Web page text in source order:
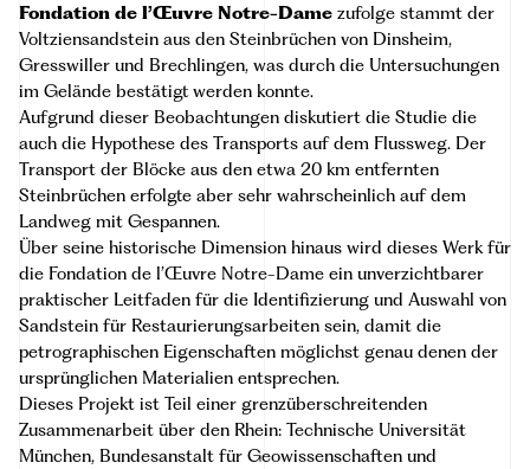
Fondation de l’Œuvre Notre-Dame zufolge stammt der
Voltziensandstein aus den Steinbrüchen von Dinsheim,
Gresswiller und Brechlingen, was durch die Untersuchungen
im Gelände bestätigt werden konnte.
Aufgrund dieser Beobachtungen diskutiert die Studie die
auch die Hypothese des Transports auf dem Flussweg. Der
Transport der Blöcke aus den etwa 20 km entfernten
Steinbrüchen erfolgte aber sehr wahrscheinlich auf dem
Landweg mit Gespannen.
Über seine historische Dimension hinaus wird dieses Werk für
die Fondation de l’Œuvre Notre-Dame ein unverzichtbarer
praktischer Leitfaden für die Identifizierung und Auswahl von
Sandstein für Restaurierungsarbeiten sein, damit die
petrographischen Eigenschaften möglichst genau denen der
ursprünglichen Materialien entsprechen.
Dieses Projekt ist Teil einer grenzüberschreitenden
Zusammenarbeit über den Rhein: Technische Universität
München, Bundesanstalt für Geowissenschaften und